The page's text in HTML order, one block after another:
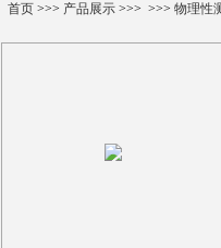
首页>>> 产品展示>>> >>> 物理性